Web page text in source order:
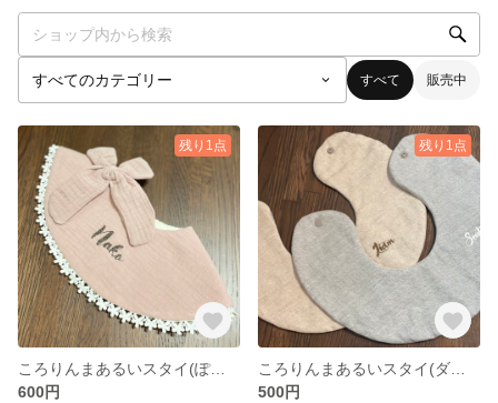
すべて 販売中
残り1点
ころりんまあるいスタイ(ぽこぽこガーゼ)
600円
残り1点
500円